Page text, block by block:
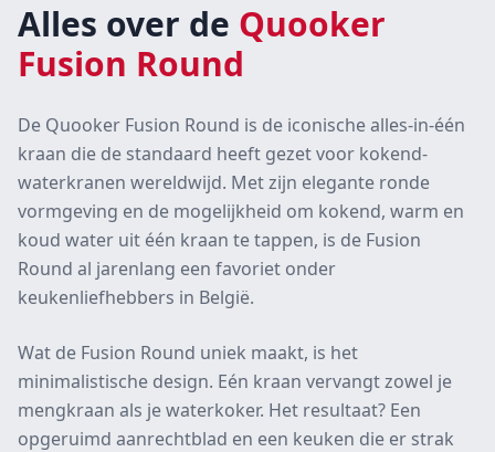
Alles over de Quooker
Fusion Round
De Quooker Fusion Round is de iconische alles-in-één
kraan die de standaard heeft gezet voor kokend-
waterkranen wereldwijd. Met zijn elegante ronde
vormgeving en de mogelijkheid om kokend, warm en
koud water uit één kraan te tappen, is de Fusion
Round al jarenlang een favoriet onder
keukenliefhebbers in België.
Wat de Fusion Round uniek maakt, is het
minimalistische design. Eén kraan vervangt zowel je
mengkraan als je waterkoker. Het resultaat? Een
opgeruimd aanrechtblad en een keuken die er strak